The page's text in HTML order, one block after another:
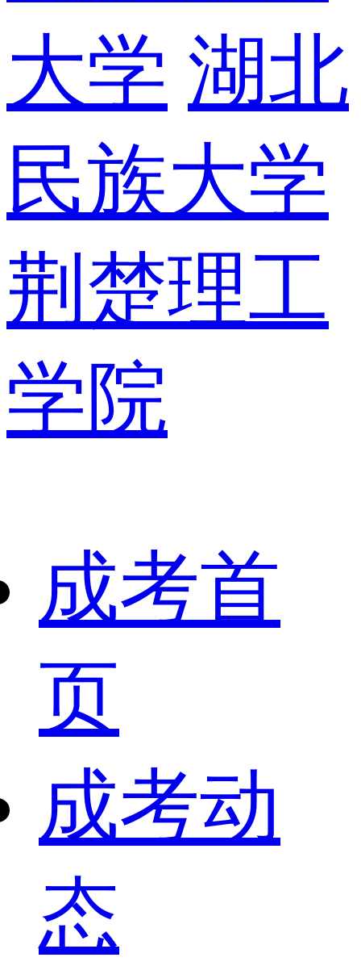
大学 湖北
民族大学
荆楚理工
学院
成考首
页
成考动
态